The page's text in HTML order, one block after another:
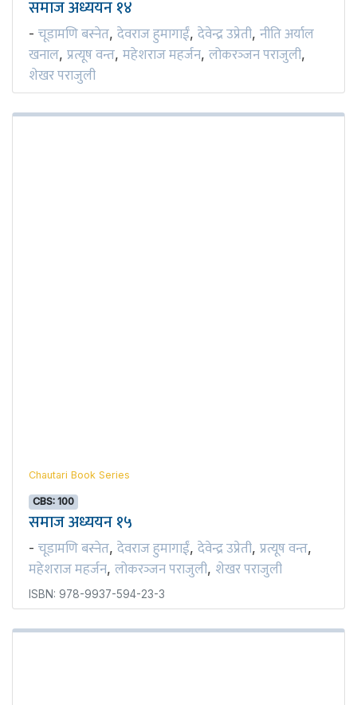
समाज अध्ययन १४
- चूडामणि बस्नेत, देवराज हुमागाईं, देवेन्द्र उप्रेती, नीति अर्याल
खनाल, प्रत्यूष वन्त, महेशराज महर्जन, लोकरञ्‍जन पराजुली,
शेखर पराजुली
Chautari Book Series
CBS: 100
समाज अध्ययन १५
- चूडामणि बस्नेत, देवराज हुमागाईं, देवेन्द्र उप्रेती, प्रत्यूष वन्त,
महेशराज महर्जन, लोकरञ्‍जन पराजुली, शेखर पराजुली
ISBN: 978-9937-594-23-3